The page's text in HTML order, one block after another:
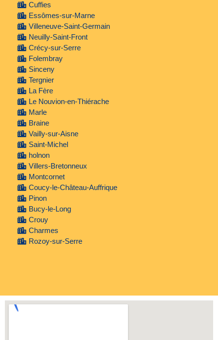
Cuffies
Essômes-sur-Marne
Villeneuve-Saint-Germain
Neuilly-Saint-Front
Crécy-sur-Serre
Folembray
Sinceny
Tergnier
La Fère
Le Nouvion-en-Thiérache
Marle
Braine
Vailly-sur-Aisne
Saint-Michel
holnon
Villers-Bretonneux
Montcornet
Coucy-le-Château-Auffrique
Pinon
Bucy-le-Long
Crouy
Charmes
Rozoy-sur-Serre